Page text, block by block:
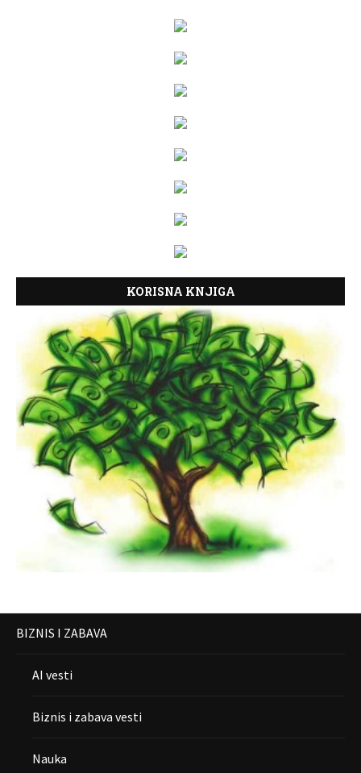
KORISNA KNJIGA
BIZNIS I ZABAVA
AI vesti
Biznis i zabava vesti
Nauka